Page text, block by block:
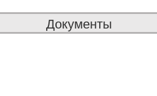
Документы